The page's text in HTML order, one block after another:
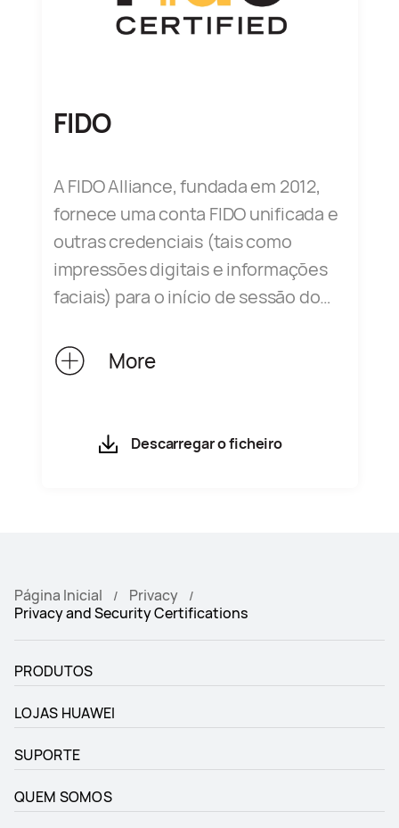
organizações.
FIDO
A FIDO Alliance, fundada em 2012,
fornece uma conta FIDO unificada e
outras credenciais (tais como
impressões digitais e informações
faciais) para o início de sessão do
de memorizar várias contas e
palavras-passe. A certificação FIDO
conformidade com as
More
Descarregar o ficheiro
Página Inicial
Privacy
Privacy and Security Certifications
PRODUTOS
LOJAS HUAWEI
SUPORTE
QUEM SOMOS